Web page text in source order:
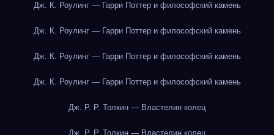
Дж. К. Роулинг — Гарри Поттер и философский камень
Дж. К. Роулинг — Гарри Поттер и философский камень
Дж. К. Роулинг — Гарри Поттер и философский камень
Дж. К. Роулинг — Гарри Поттер и философский камень
Дж. Р. Р. Толкин — Властелин колец
Дж. Р. Р. Толкин — Властелин колец